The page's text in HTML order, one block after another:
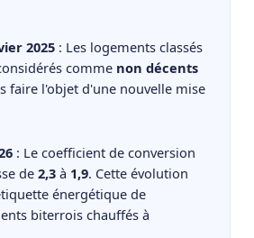
2025 : Les logements classés
comme non décents
faire l'objet d'une nouvelle mise
: Le coefficient de conversion
de 2,3 à 1,9. Cette évolution
énergétique de
biterrois chauffés à